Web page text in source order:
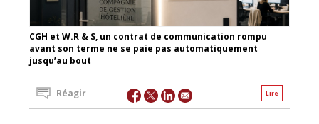
CGH et W.R & S, un contrat de communication rompu
avant son terme ne se paie pas automatiquement
jusqu’au bout
Lire
Réagir